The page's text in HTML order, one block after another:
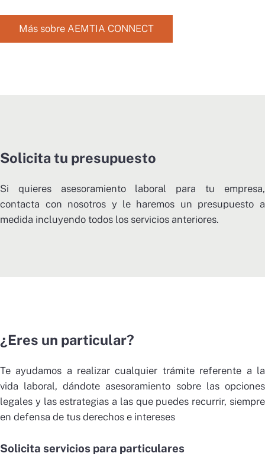
Más sobre AEMTIA CONNECT
Solicita tu presupuesto
Si quieres asesoramiento laboral para tu empresa,
contacta con nosotros y le haremos un presupuesto a
medida incluyendo todos los servicios anteriores.
¿Eres un particular?
Te ayudamos a realizar cualquier trámite referente a la
vida laboral, dándote asesoramiento sobre las opciones
legales y las estrategias a las que puedes recurrir, siempre
en defensa de tus derechos e intereses
Solicita servicios para particulares